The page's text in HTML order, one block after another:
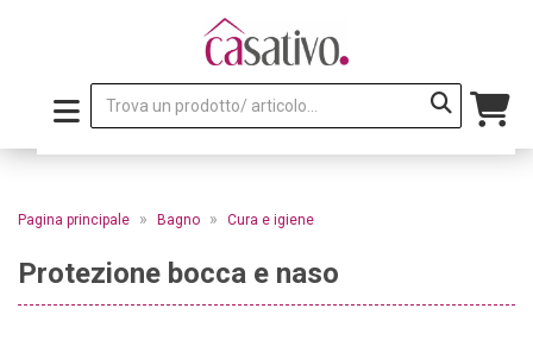
Pagina principale » Bagno » Cura e igiene
Protezione bocca e naso